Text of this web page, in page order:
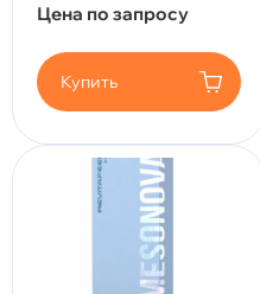
Цена по запросу
Купить